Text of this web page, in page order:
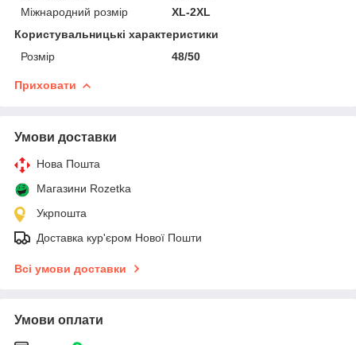
Міжнародний розмір
XL-2XL
Користувальницькі характеристики
Розмір
48/50
Приховати
Умови доставки
Нова Пошта
Магазини Rozetka
Укрпошта
Доставка кур'єром Нової Пошти
Всі умови доставки
Умови оплати